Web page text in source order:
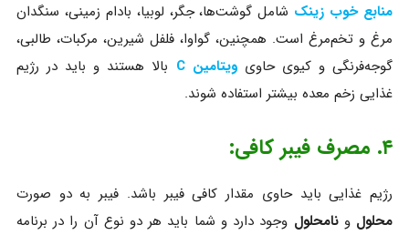
منابع خوب زینک شامل گوشت‌ها، جگر، لوبیا، بادام زمینی، سنگدان
مرغ و تخم‌مرغ است. همچنین، گواوا، فلفل شیرین، مرکبات، طالبی،
گوجه‌فرنگی و کیوی حاوی ویتامین C
بالا هستند و باید در رژیم
غذایی زخم معده بیشتر استفاده شوند.
۴. مصرف فیبر کافی:
رژیم غذایی باید حاوی مقدار کافی فیبر باشد. فیبر به دو صورت
محلولونامحلول وجود دارد و شما باید هر دو نوع آن را در برنامه